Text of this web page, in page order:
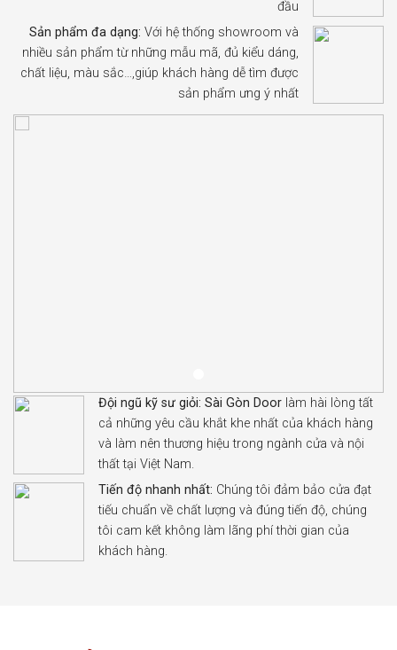
đầu
Sản phẩm đa dạng: Với hệ thống showroom và
nhiều sản phẩm từ những mẫu mã, đủ kiểu dáng,
chất liệu, màu sắc…,giúp khách hàng dễ tìm được
sản phẩm ưng ý nhất
Đội ngũ kỹ sư giỏi: Sài Gòn Door làm hài lòng tất
cả những yêu cầu khắt khe nhất của khách hàng
và làm nên thương hiệu trong ngành cửa và nội
thất tại Việt Nam.
Tiến độ nhanh nhất: Chúng tôi đảm bảo cửa đạt
tiếu chuẩn về chất lượng và đúng tiến độ, chúng
tôi cam kết không làm lãng phí thời gian của
khách hàng.